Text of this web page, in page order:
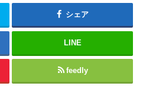
シェア
LINE
feedly